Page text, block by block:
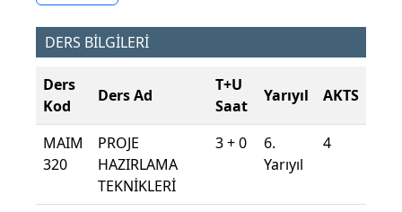
DERS BİLGİLERİ
Ders
Kod
Ders Ad
T+U
Saat
Yarıyıl AKTS
MAIM
320
PROJE
HAZIRLAMA
TEKNİKLERİ
3 + 0
6.
Yarıyıl
4